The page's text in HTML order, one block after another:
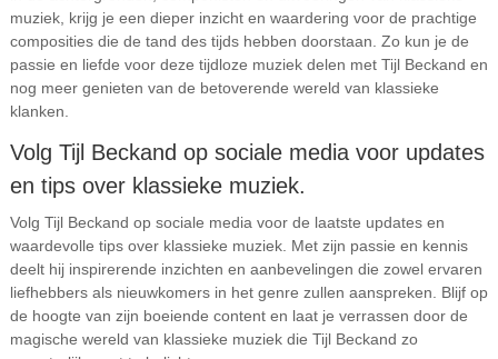
muziek, krijg je een dieper inzicht en waardering voor de prachtige
composities die de tand des tijds hebben doorstaan. Zo kun je de
passie en liefde voor deze tijdloze muziek delen met Tijl Beckand en
nog meer genieten van de betoverende wereld van klassieke
klanken.
Volg Tijl Beckand op sociale media voor updates
en tips over klassieke muziek.
Volg Tijl Beckand op sociale media voor de laatste updates en
waardevolle tips over klassieke muziek. Met zijn passie en kennis
deelt hij inspirerende inzichten en aanbevelingen die zowel ervaren
liefhebbers als nieuwkomers in het genre zullen aanspreken. Blijf op
de hoogte van zijn boeiende content en laat je verrassen door de
magische wereld van klassieke muziek die Tijl Beckand zo